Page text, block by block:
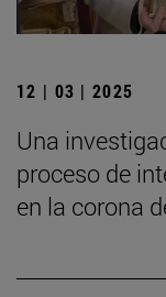
12 | 03 | 2025
Una
proceso de
en la corona